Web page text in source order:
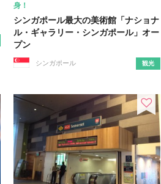
身！
シンガポール最大の美術館「ナショナ
ル・ギャラリー・シンガポール」オー
プン
シンガポール 観光